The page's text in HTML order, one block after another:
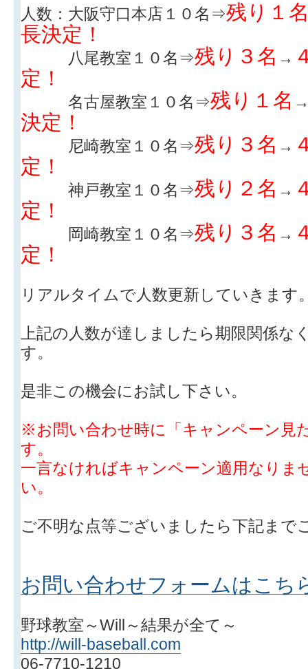
人数：大阪守口本店１０名⇒残り１
長決定！
八尾教室１０名⇒残り３名 →
定！
名古屋教室１０名⇒残り１名
決定！
尼崎教室１０名⇒残り３名 →
定！
神戸教室１０名⇒残り２名 →
定！
岡崎教室１０名⇒残り３名 →
定！
リアルタイムで人数更新していきます
上記の人数が達しましたら期限関係な
す。
是非この機会にお試し下さい。
※お問い合わせ時に「キャンペーン見
す。
一言なければキャンペーン適用なりま
い。
ご不明な点等ございましたら下記まで
お問い合わせフォームはこち
野球教室～Will～結果が全て～
http://will-baseball.com
06-7710-1210